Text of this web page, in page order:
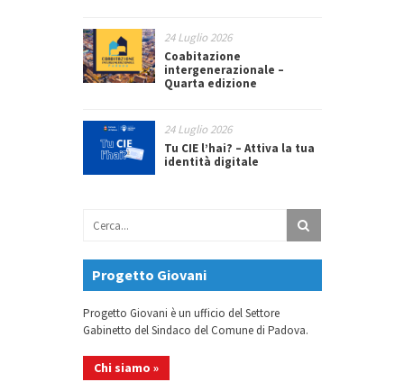
24 Luglio 2026
Coabitazione
intergenerazionale –
Quarta edizione
24 Luglio 2026
Tu CIE l’hai? – Attiva la tua
identità digitale
Progetto Giovani
Progetto Giovani è un ufficio del Settore
Gabinetto del Sindaco del Comune di Padova.
Chi siamo »